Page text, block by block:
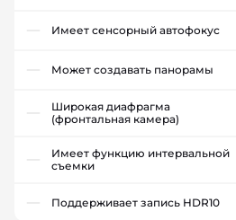
Имеет сенсорный автофокус
Может создавать панорамы
Широкая диафрагма
(фронтальная камера)
Имеет функцию интервальной
съемки
Поддерживает запись HDR10